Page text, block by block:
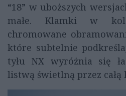
“18” w uboższych
małe. Klamki w
chromowane
które subtelnie
tyłu NX wyróżnia się
listwą świetlną przez całą